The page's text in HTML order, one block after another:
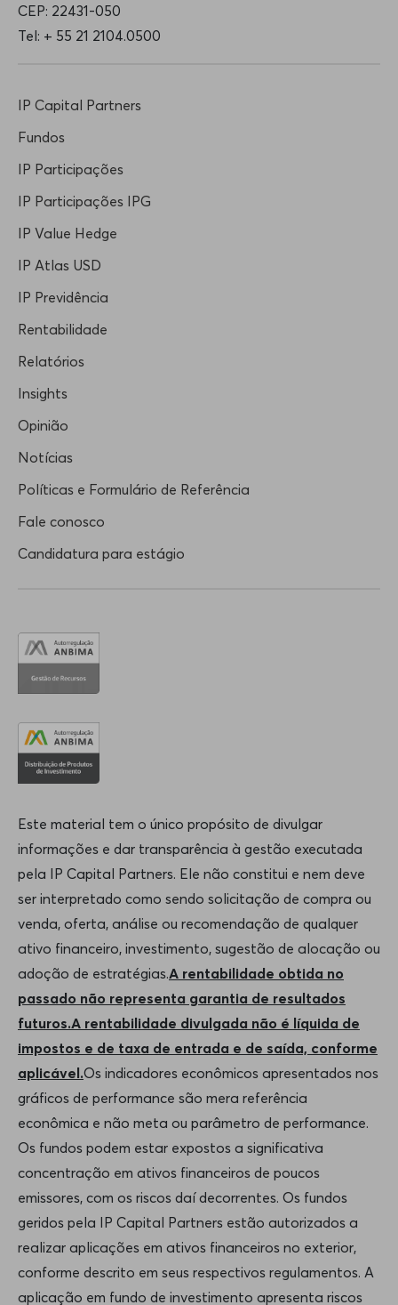
CEP: 22431-050
Tel: + 55 21 2104.0500
IP Capital Partners
Fundos
IP Participações
IP Participações IPG
IP Value Hedge
IP Atlas USD
IP Previdência
Rentabilidade
Relatórios
Insights
Opinião
Notícias
Políticas e Formulário de Referência
Fale conosco
Candidatura para estágio
Este material tem o único propósito de divulgar
informações e dar transparência à gestão executada
pela IP Capital Partners. Ele não constitui e nem deve
ser interpretado como sendo solicitação de compra ou
venda, oferta, análise ou recomendação de qualquer
ativo financeiro, investimento, sugestão de alocação ou
adoção de estratégias.A rentabilidade obtida no
passado não representa garantia de resultados
futuros.A rentabilidade divulgada não é líquida de
impostos e de taxa de entrada e de saída, conforme
aplicável.Os indicadores econômicos apresentados nos
gráficos de performance são mera referência
econômica e não meta ou parâmetro de performance.
Os fundos podem estar expostos a significativa
concentração em ativos financeiros de poucos
emissores, com os riscos daí decorrentes. Os fundos
geridos pela IP Capital Partners estão autorizados a
realizar aplicações em ativos financeiros no exterior,
conforme descrito em seus respectivos regulamentos. A
aplicação em fundo de investimento apresenta riscos